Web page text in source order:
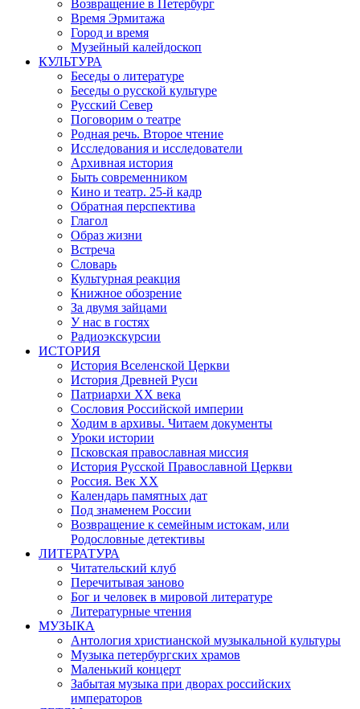
Возвращение в Петербург
Время Эрмитажа
Город и время
Музейный калейдоскоп
КУЛЬТУРА
Беседы о литературе
Беседы о русской культуре
Русский Север
Поговорим о театре
Родная речь. Второе чтение
Исследования и исследователи
Архивная история
Быть современником
Кино и театр. 25-й кадр
Обратная перспектива
Глагол
Образ жизни
Встреча
Словарь
Культурная реакция
Книжное обозрение
За двумя зайцами
У нас в гостях
Радиоэкскурсии
ИСТОРИЯ
История Вселенской Церкви
История Древней Руси
Патриархи XX века
Сословия Российской империи
Ходим в архивы. Читаем документы
Уроки истории
Псковская православная миссия
История Русской Православной Церкви
Россия. Век ХХ
Календарь памятных дат
Под знаменем России
Возвращение к семейным истокам, или
Родословные детективы
ЛИТЕРАТУРА
Читательский клуб
Перечитывая заново
Бог и человек в мировой литературе
Литературные чтения
МУЗЫКА
Антология христианской музыкальной культуры
Музыка петербургских храмов
Маленький концерт
Забытая музыка при дворах российских
императоров